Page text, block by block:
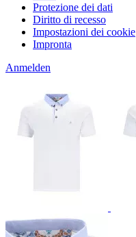
Protezione dei dati
Diritto di recesso
Impostazioni dei cookie
Impronta
Anmelden